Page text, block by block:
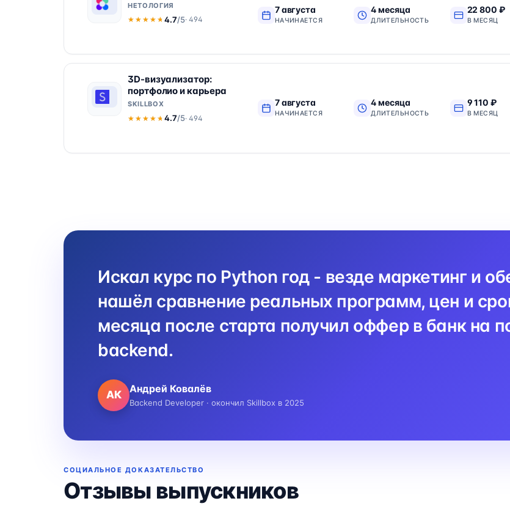
НЕТОЛОГИЯ
★★★★★
★★★★★ 4.7/5· 494
7 августа
НАЧИНАЕТСЯ
4 месяца
ДЛИТЕЛЬНОСТЬ
22 800 ₽
В МЕСЯЦ
3D-визуализатор:
портфолио и карьера
SKILLBOX
★★★★★
★★★★★ 4.7/5· 494
7 августа
НАЧИНАЕТСЯ
4 месяца
ДЛИТЕЛЬНОСТЬ
9 110 ₽
В МЕСЯЦ
Искал курс по Python год - везде маркетинг и
нашёл сравнение реальных программ, цен и
месяца после старта получил оффер в банк на
backend.
АК Андрей Ковалёв
Backend Developer · окончил Skillbox в 2025
СОЦИАЛЬНОЕ ДОКАЗАТЕЛЬСТВО
Отзывы выпускников